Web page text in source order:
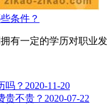
条件？
有一定的学历对职业
吗？ 2020-11-20
贵不贵？ 2020-07-22